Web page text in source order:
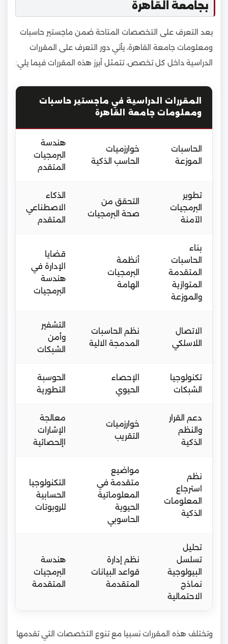
بجامعة القاهرة
بعد التعرف على التخصصات المتاحة ضمن ماجستير حاسبات
ومعلومات جامعة القاهرة، يأتي دور التعرف على المقررات
الدراسية داخل كل تخصص، تتمثل أبرز هذه المقررات فيما يلي:
لمقررات الدراسية في ماجستير حاسبات
ومعلومات جامعة القاهرة
الحاسبات
الموزعة
خوارزميات
الحاسب الذكية
هندسة
البرمجيات
المتقدم
تطوير
البرمجيات
الآمنة
التحقق من
صحة البرمجيات
الذكاء
الاصطناعي
المتقدم
بناء
الحاسبات
المتقدمة
المتوازية
والموزعة
أنظمة
البرمجيات
الهامة
قضايا
الإدارة في
هندسة
البرمجيات
الاتصال
اللاسلكي
نظم الحاسبات
المدمجة الالية
التشفير
وأمن
الشبكات
تكنولوجيا
الشبكات
الإحصاء
الحيوي
الحوسبة
التطورية
دعم القرار
والنظم
الذكية
خوارزميات
التقريب
معالجة
الإشارات
اإلحصائية
نظم
استرجاع
المعلومات
الذكية
مواضيع
متقدمة في
المعلوماتية
الحيوية
الحاسوبي
التكنولوجيا
الحسابية
للروبوتات
تحليل
تسلسل
البيولوجية
نماذج
الاحتمالية
نظم إدارة
قواعد البيانات
المتقدمة
هندسة
البرمجيات
المتقدمة
وتختلف هذه المقررات نسبيا مع تنوع التخصصات التي تقدمها